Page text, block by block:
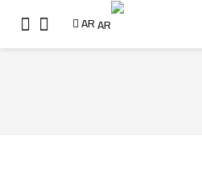
AR